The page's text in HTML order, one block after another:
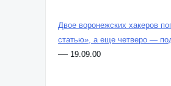
Двое воронежских хакеров
статью», а еще четверо —
— 19.09.00